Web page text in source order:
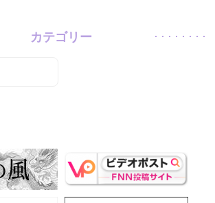
カテゴリー